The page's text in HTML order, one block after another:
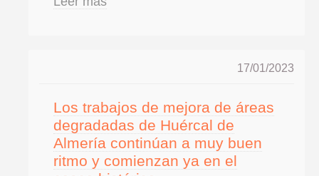
17/01/2023
Los trabajos de mejora de áreas
degradadas de Huércal de
Almería continúan a muy buen
ritmo y comienzan ya en el